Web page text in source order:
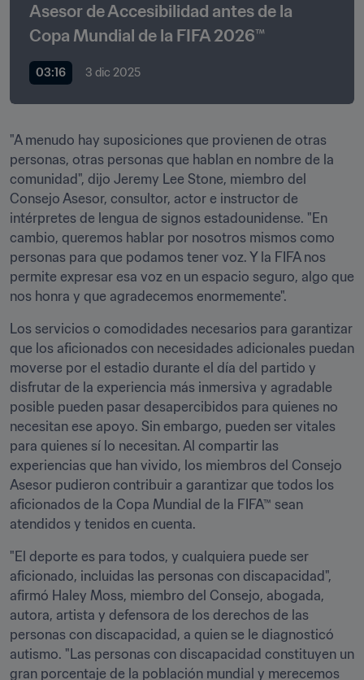
Asesor de Accesibilidad antes de la
Copa Mundial de la FIFA 2026™
03:16 3 dic 2025
"A menudo hay suposiciones que provienen de otras
personas, otras personas que hablan en nombre de la
comunidad", dijo Jeremy Lee Stone, miembro del
Consejo Asesor, consultor, actor e instructor de
intérpretes de lengua de signos estadounidense. "En
cambio, queremos hablar por nosotros mismos como
personas para que podamos tener voz. Y la FIFA nos
permite expresar esa voz en un espacio seguro, algo que
nos honra y que agradecemos enormemente".
Los servicios o comodidades necesarios para garantizar
que los aficionados con necesidades adicionales puedan
moverse por el estadio durante el día del partido y
disfrutar de la experiencia más inmersiva y agradable
posible pueden pasar desapercibidos para quienes no
necesitan ese apoyo. Sin embargo, pueden ser vitales
para quienes sí lo necesitan. Al compartir las
experiencias que han vivido, los miembros del Consejo
Asesor pudieron contribuir a garantizar que todos los
aficionados de la Copa Mundial de la FIFA™ sean
atendidos y tenidos en cuenta.
"El deporte es para todos, y cualquiera puede ser
aficionado, incluidas las personas con discapacidad",
afirmó Haley Moss, miembro del Consejo, abogada,
autora, artista y defensora de los derechos de las
personas con discapacidad, a quien se le diagnosticó
autismo. "Las personas con discapacidad constituyen un
gran porcentaje de la población mundial y merecemos